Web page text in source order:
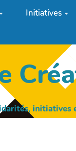
Initiatives
initiatives